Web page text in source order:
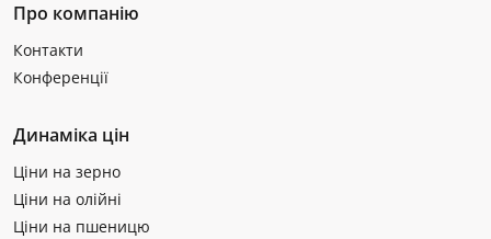
Про компанію
Контакти
Конференції
Динаміка цін
Ціни на зерно
Ціни на олійні
Ціни на пшеницю